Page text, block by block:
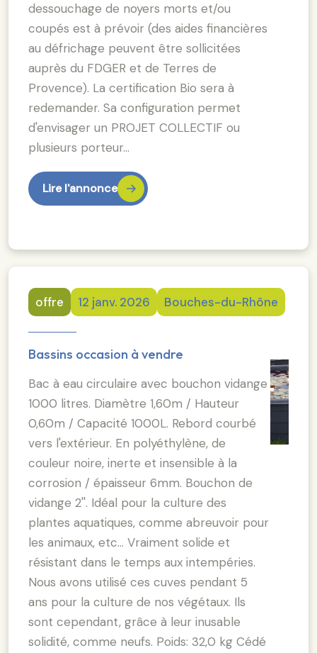
dessouchage de noyers morts et/ou
coupés est à prévoir (des aides financières
au défrichage peuvent être sollicitées
auprès du FDGER et de Terres de
Provence). La certification Bio sera à
redemander. Sa configuration permet
d'envisager un PROJET COLLECTIF ou
plusieurs porteur…
Lire l'annonce
offre 12 janv. 2026 Bouches-du-Rhône
Bassins occasion à vendre
Bac à eau circulaire avec bouchon vidange
1000 litres. Diamètre 1,60m / Hauteur
0,60m / Capacité 1000L. Rebord courbé
vers l'extérieur. En polyéthylène, de
couleur noire, inerte et insensible à la
corrosion / épaisseur 6mm. Bouchon de
vidange 2''. Idéal pour la culture des
plantes aquatiques, comme abreuvoir pour
les animaux, etc... Vraiment solide et
résistant dans le temps aux intempéries.
Nous avons utilisé ces cuves pendant 5
ans pour la culture de nos végétaux. Ils
sont cependant, grâce à leur inusable
solidité, comme neufs. Poids: 32,0 kg Cédé